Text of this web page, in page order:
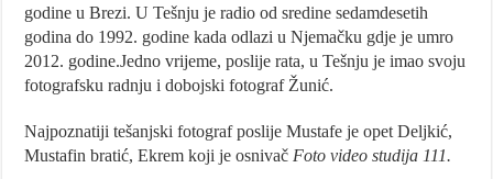
godine u Brezi. U Tešnju je radio od sredine sedamdesetih
godina do 1992. godine kada odlazi u Njemačku gdje je umro
2012. godine.Jedno vrijeme, poslije rata, u Tešnju je imao svoju
fotografsku radnju i dobojski fotograf Žunić.
Najpoznatiji tešanjski fotograf poslije Mustafe je opet Deljkić,
Mustafin bratić, Ekrem koji je osnivač Foto video studija 111.